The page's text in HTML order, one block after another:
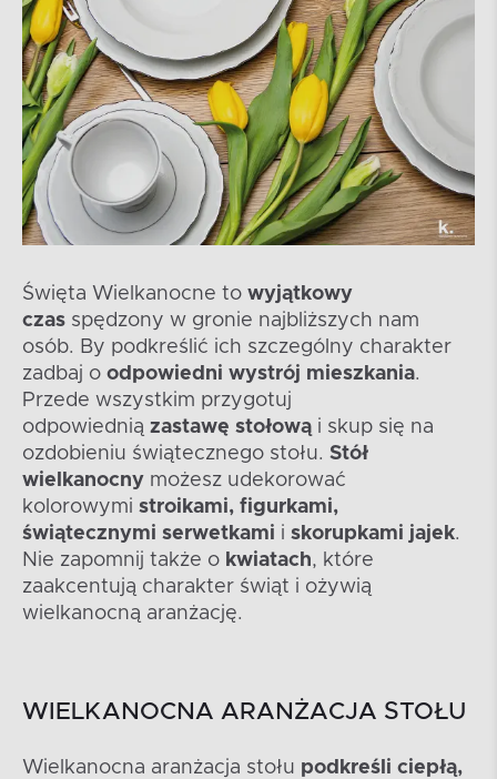
Święta Wielkanocne to wyjątkowy
czas spędzony w gronie najbliższych nam
osób. By podkreślić ich szczególny charakter
zadbaj o odpowiedni wystrój mieszkania.
Przede wszystkim przygotuj
odpowiednią zastawę stołową i skup się na
ozdobieniu świątecznego stołu. Stół
wielkanocny możesz udekorować
kolorowymi stroikami, figurkami,
świątecznymi serwetkami i skorupkami jajek.
Nie zapomnij także o kwiatach, które
zaakcentują charakter świąt i ożywią
wielkanocną aranżację.
WIELKANOCNA ARANŻACJA STOŁU
Wielkanocna aranżacja stołu podkreśli ciepłą,